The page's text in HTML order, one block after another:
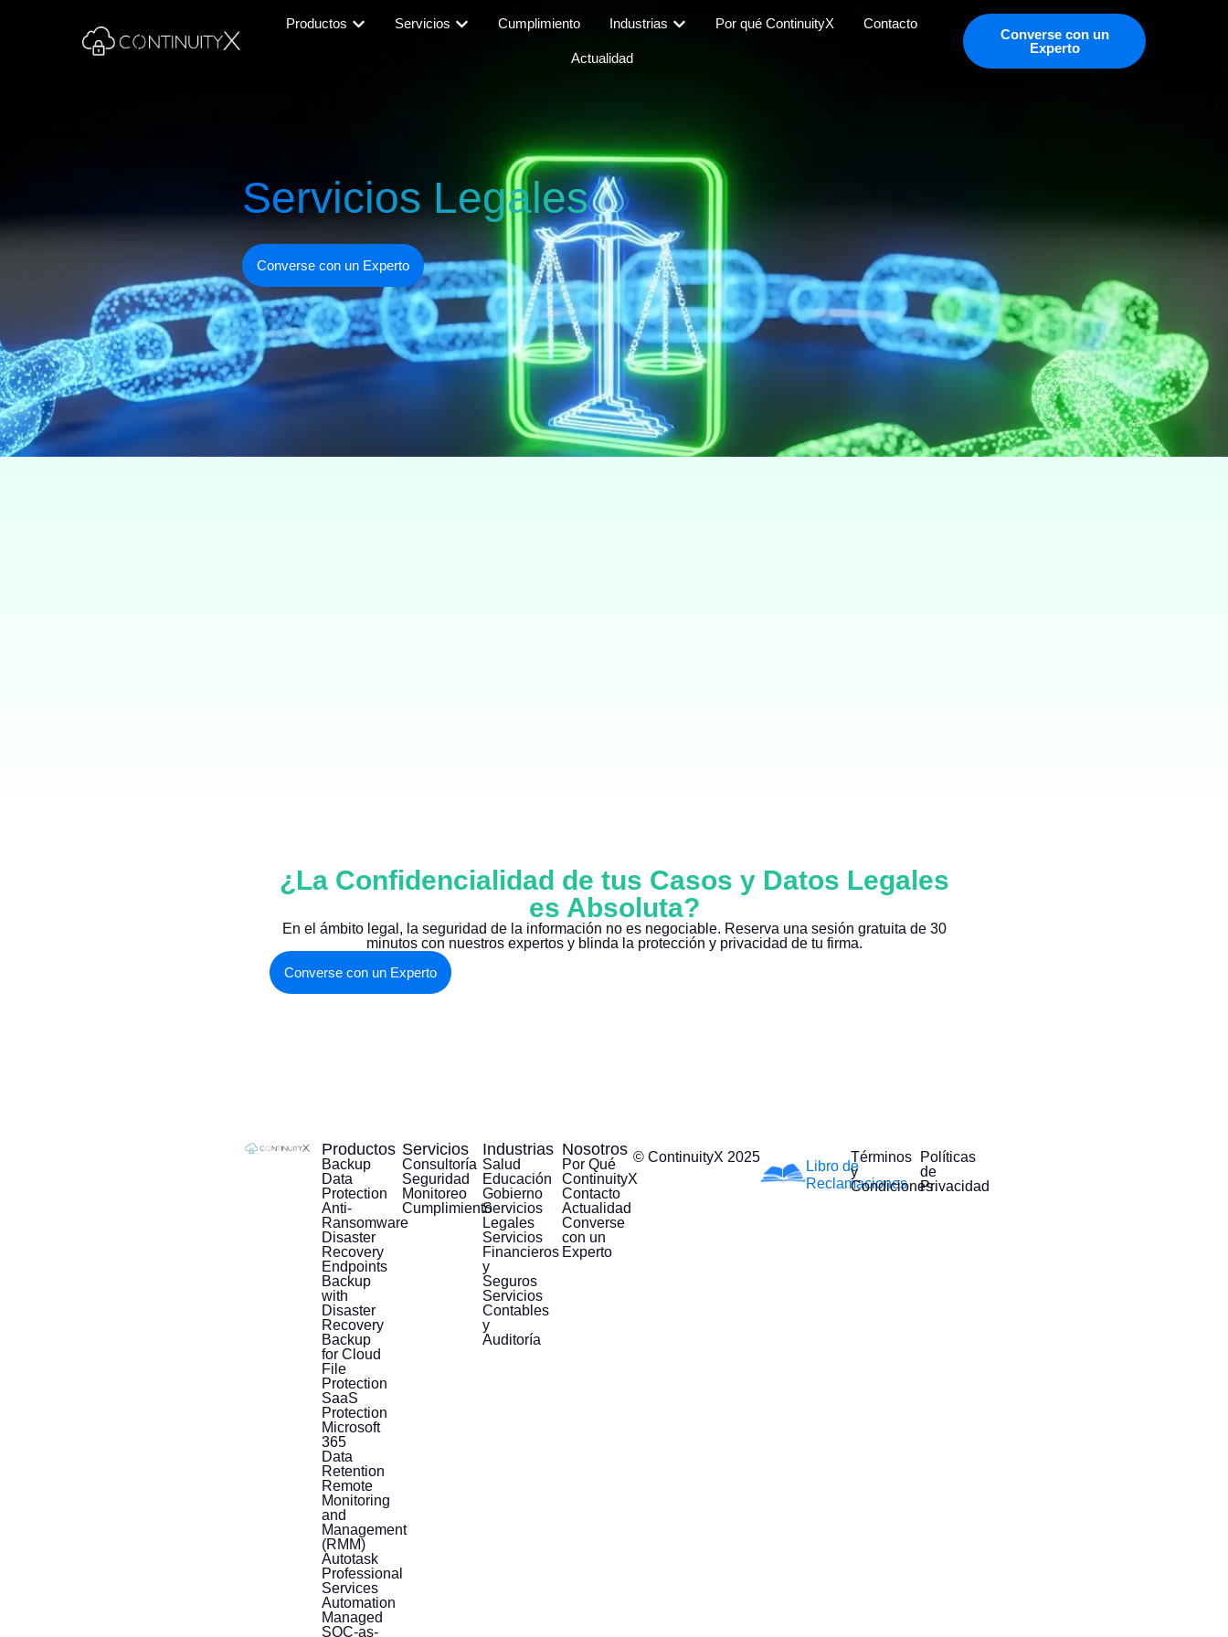
Productos Servicios Cumplimiento Industrias Por qué ContinuityX Contacto
Actualidad
Converse con un
Experto
Servicios Legales
Converse con un Experto
¿La Confidencialidad de tus Casos y Datos Legales
es Absoluta?
En el ámbito legal, la seguridad de la información no es negociable. Reserva una sesión gratuita de 30
minutos con nuestros expertos y blinda la protección y privacidad de tu firma.
Converse con un Experto
Productos
Backup
Data
Protection
Anti-
Ransomware
Disaster
Recovery
Endpoints
Backup
with
Disaster
Recovery
Backup
for Cloud
File
Protection
SaaS
Protection
Microsoft
365
Data
Retention
Remote
Monitoring
and
Management
(RMM)
Autotask
Professional
Services
Automation
Managed
SOC-as-
Servicios
Consultoría
Seguridad
Monitoreo
Cumplimiento
Industrias
Salud
Educación
Gobierno
Servicios
Legales
Servicios
Financieros
y
Seguros
Servicios
Contables
y
Auditoría
Nosotros
Por Qué
ContinuityX
Contacto
Actualidad
Converse
con un
Experto
© ContinuityX 2025
Libro de
Reclamaciones
Términos
y
Condiciones
Políticas
de
Privacidad